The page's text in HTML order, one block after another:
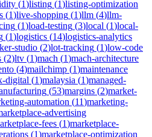
(1)listing (1)listing-optimization
(1)live-shopping (1)llm (4)llm-
(1)load-testing (3)local (1)local-
(1)logistics (14)logistics-analytics
studio (2)lot-tracking (1)low-code
(2)ltv (1)mach (1)mach-architecture
(4)mailchimp (1)maintenance
digital (1)malaysia (1)managed-
(53)margins (2)market-
automation (11)marketing-
advertising
fees (1)marketplace-
(1)marketplace-optimization